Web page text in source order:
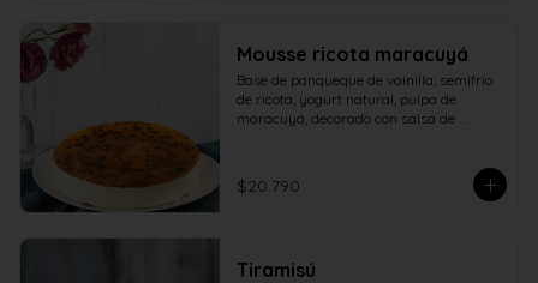
Mousse ricota maracuyá
Base de panqueque de vainilla, semifrío
de ricota, yogurt natural, pulpa de
maracuyá, decorado con salsa de
$20.790
Tiramisú